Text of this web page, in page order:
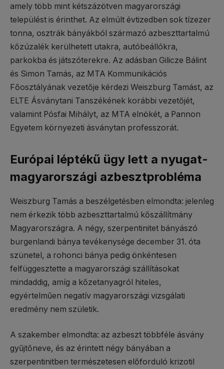
amely több mint kétszázötven magyarországi
települést is érinthet. Az elmúlt évtizedben sok tízezer
tonna, osztrák bányákból származó azbeszttartalmú
kőzúzalék kerülhetett utakra, autóbeállókra,
parkokba és játszóterekre. Az adásban Gilicze Bálint
és Simon Tamás, az MTA Kommunikációs
Főosztályának vezetője kérdezi Weiszburg Tamást, az
ELTE Ásványtani Tanszékének korábbi vezetőjét,
valamint Pósfai Mihályt, az MTA elnökét, a Pannon
Egyetem környezeti ásványtan professzorát.
Európai léptékű ügy lett a nyugat-
magyarországi azbesztprobléma
Weiszburg Tamás a beszélgetésben elmondta: jelenleg
nem érkezik több azbeszttartalmú kőszállítmány
Magyarországra. A négy, szerpentinitet bányászó
burgenlandi bánya tevékenysége december 31. óta
szünetel, a rohonci bánya pedig önkéntesen
felfüggesztette a magyarországi szállításokat
mindaddig, amíg a kőzetanyagról hiteles,
egyértelműen negatív magyarországi vizsgálati
eredmény nem születik.
A szakember elmondta: az azbeszt többféle ásvány
gyűjtőneve, és az érintett négy bányában a
szerpentinitben természetesen előforduló krizotil